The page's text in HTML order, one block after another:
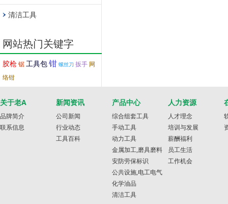
清洁工具
网站热门关键字
胶枪锯工具包钳 螺丝刀 扳手 网
络钳
关于老A
品牌简介
联系信息
新闻资讯
公司新闻
行业动态
工具百科
产品中心
综合组套工具
手动工具
动力工具
金属加工,磨具磨料
安防劳保标识
公共设施,电工电气
化学油品
清洁工具
人力资源
人才理念
培训与发展
薪酬福利
员工生活
工作机会